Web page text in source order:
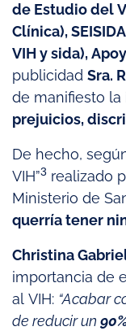
de Estudio del
Clínica), SEISIDA
VIH y sida),
publicidad Sra.
de manifiesto la
prejuicios,
De hecho,
VIH”3 realizado
Ministerio de
querría tener
Christina
importancia de
al VIH: “Acabar
de reducir un